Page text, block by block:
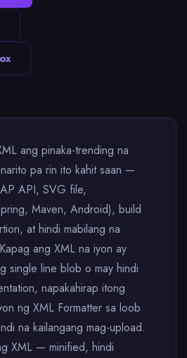
ang pinaka-trending na
pa rin ito kahit saan —
API, SVG file,
Maven, Android), build
at hindi mabilang na
ang XML na iyon ay
single line blob o may hindi
napakahirap itong
ng XML Formatter sa loob
na kailangang mag-upload.
XML — minified, hindi